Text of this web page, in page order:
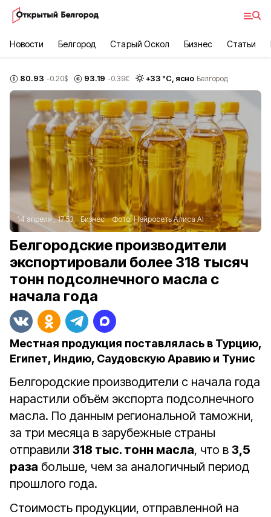
Новости Белгород Старый Оскол Бизнес Статьи
80.93 -0.20$ 93.19 -0.39€ +33 °С, ясно Белгород
14 апреля , 17:53 Бизнес Фото:Нейросеть Алиса AI
Белгородские производители
экспортировали более 318 тысяч
тонн подсолнечного масла с
начала года
Местная продукция поставлялась в Турцию,
Египет, Индию, Саудовскую Аравию и Тунис
Белгородские производители с начала года
нарастили объём экспорта подсолнечного
масла. По данным региональной таможни,
за три месяца в зарубежные страны
отправили 318 тыс. тонн масла, что в 3,5
раза больше, чем за аналогичный период
прошлого года.
Стоимость продукции, отправленной на